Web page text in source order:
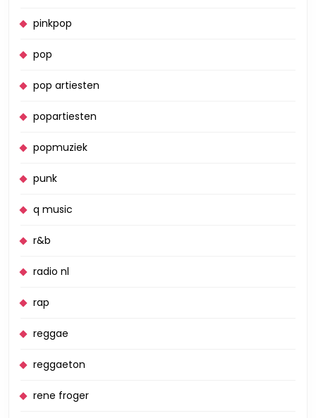
pinkpop
pop
pop artiesten
popartiesten
popmuziek
punk
q music
r&b
radio nl
rap
reggae
reggaeton
rene froger